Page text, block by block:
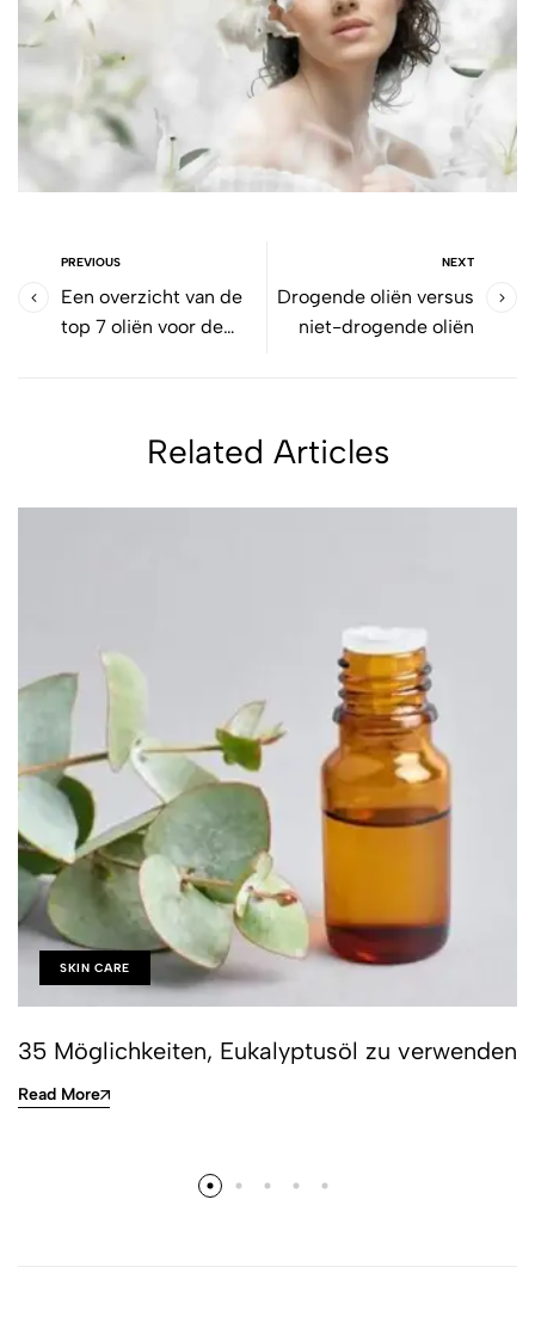
PREVIOUS
Een overzicht van de
top 7 oliën voor de
NEXT
Drogende oliën versus
niet-drogende oliën
Related Articles
SKIN CARE
35 Möglichkeiten, Eukalyptusöl zu verwenden
Read More